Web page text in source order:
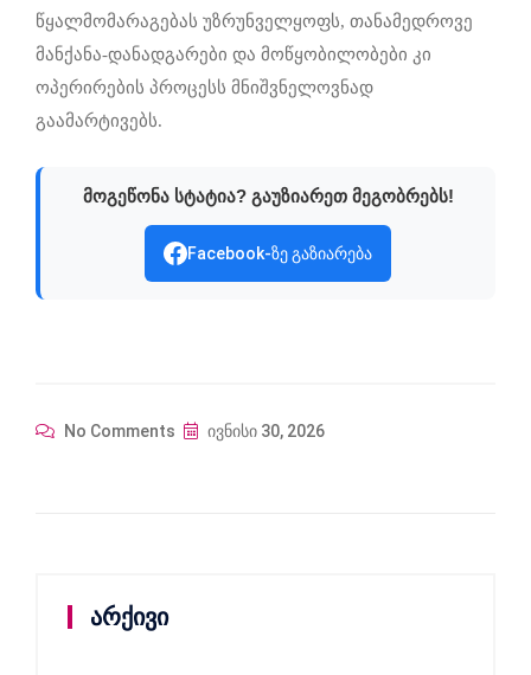
წყალმომარაგებას უზრუნველყოფს, თანამედროვე
მანქანა-დანადგარები და მოწყობილობები კი
ოპერირების პროცესს მნიშვნელოვნად
გაამარტივებს.
მოგეწონა სტატია? გაუზიარეთ მეგობრებს!
Facebook-ზე გაზიარება
No Comments ივნისი 30, 2026
არქივი